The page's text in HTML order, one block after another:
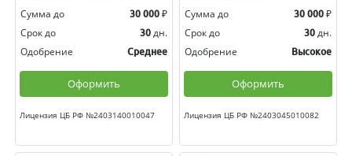
Сумма до 30 000 ₽
Срок до
30 дн.
Одобрение
Среднее
Оформить
Лицензия ЦБ РФ №2403140010047
Сумма до 30 000 ₽
Срок до
30 дн.
Одобрение
Высокое
Оформить
Лицензия ЦБ РФ №2403045010082